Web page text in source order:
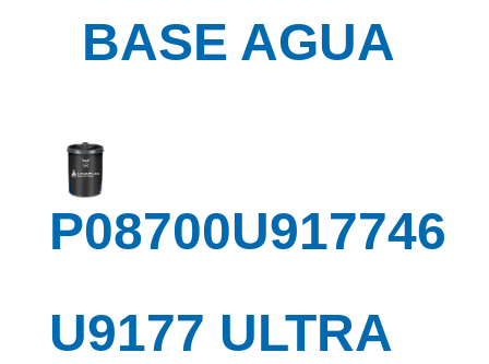
BASE AGUA
P08700U917746
U9177 ULTRA